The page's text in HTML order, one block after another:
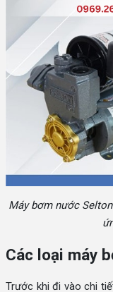
Máy bơm nước
Các loại máy
Trước khi đi vào chi